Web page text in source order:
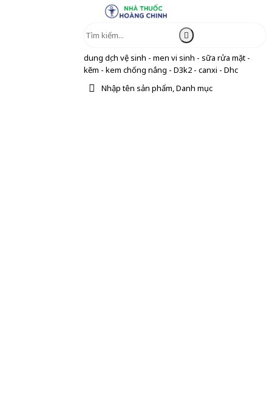
dung dịch vệ sinh - men vi sinh - sữa rửa mặt -
kẽm - kem chống nắng - D3k2 - canxi - Dhc
Nhập tên sản phẩm, Danh mục